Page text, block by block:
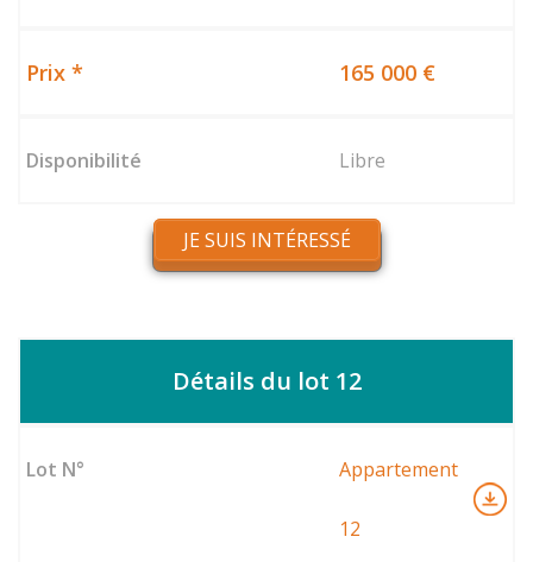
165 000 €
Libre
JE SUIS INTÉRESSÉ
Détails du lot 12
Appartement
12